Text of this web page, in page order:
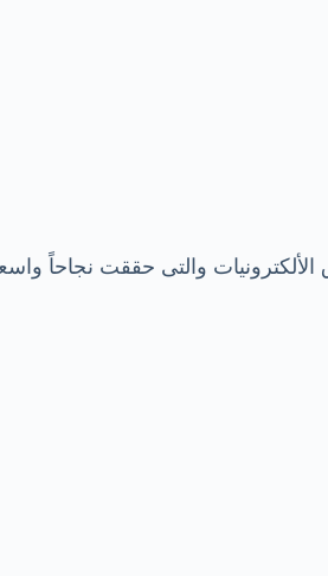
والتى حققت نجاحاً